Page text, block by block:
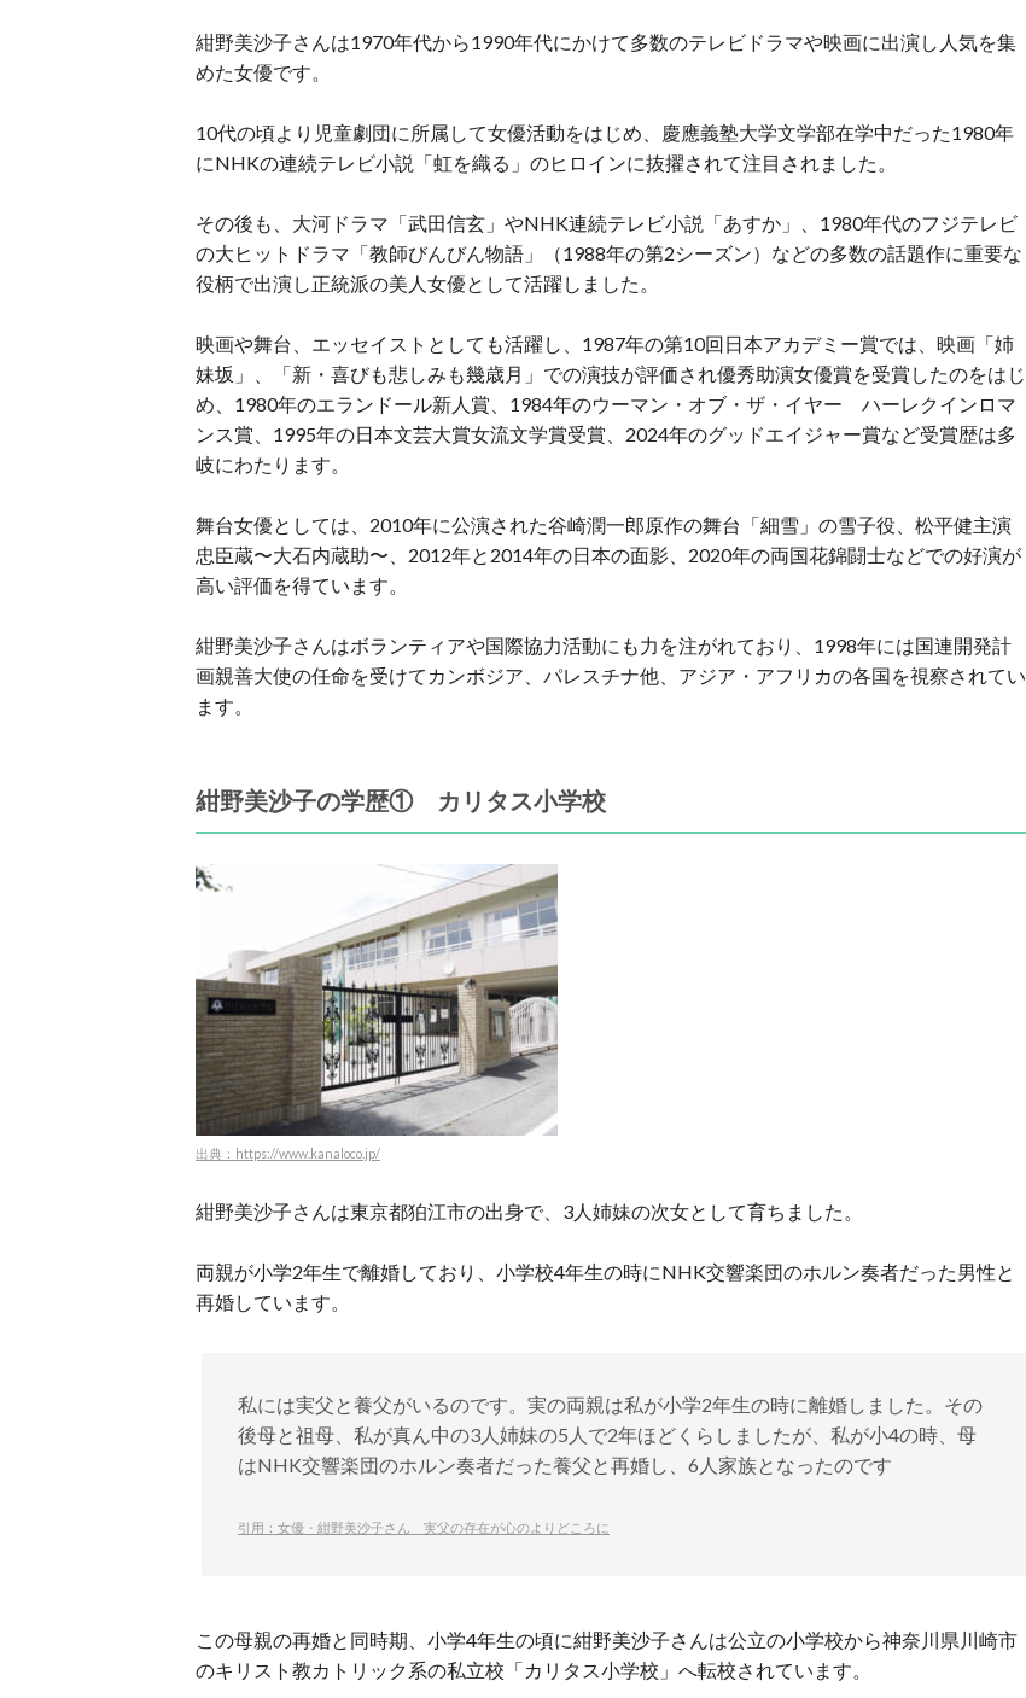
紺野美沙子さんは1970年代から1990年代にかけて多数のテレビドラマや映画に出演し人気を集
めた女優です。
10代の頃より児童劇団に所属して女優活動をはじめ、慶應義塾大学文学部在学中だった1980年
にNHKの連続テレビ小説「虹を織る」のヒロインに抜擢されて注目されました。
その後も、大河ドラマ「武田信玄」やNHK連続テレビ小説「あすか」、1980年代のフジテレビ
の大ヒットドラマ「教師びんびん物語」（1988年の第2シーズン）などの多数の話題作に重要な
役柄で出演し正統派の美人女優として活躍しました。
映画や舞台、エッセイストとしても活躍し、1987年の第10回日本アカデミー賞では、映画「姉
妹坂」、「新・喜びも悲しみも幾歳月」での演技が評価され優秀助演女優賞を受賞したのをはじ
め、1980年のエランドール新人賞、1984年のウーマン・オブ・ザ・イヤー ハーレクインロマ
ンス賞、1995年の日本文芸大賞女流文学賞受賞、2024年のグッドエイジャー賞など受賞歴は多
岐にわたります。
舞台女優としては、2010年に公演された谷崎潤一郎原作の舞台「細雪」の雪子役、松平健主演
忠臣蔵〜大石内蔵助〜、2012年と2014年の日本の面影、2020年の両国花錦闘士などでの好演が
高い評価を得ています。
紺野美沙子さんはボランティアや国際協力活動にも力を注がれており、1998年には国連開発計
画親善大使の任命を受けてカンボジア、パレスチナ他、アジア・アフリカの各国を視察されてい
ます。
紺野美沙子の学歴① カリタス小学校
出典：https://www.kanaloco.jp/
紺野美沙子さんは東京都狛江市の出身で、3人姉妹の次女として育ちました。
両親が小学2年生で離婚しており、小学校4年生の時にNHK交響楽団のホルン奏者だった男性と
再婚しています。
私には実父と養父がいるのです。実の両親は私が小学2年生の時に離婚しました。その
後母と祖母、私が真ん中の3人姉妹の5人で2年ほどくらしましたが、私が小4の時、母
はNHK交響楽団のホルン奏者だった養父と再婚し、6人家族となったのです
引用：女優・紺野美沙子さん 実父の存在が心のよりどころに
この母親の再婚と同時期、小学4年生の頃に紺野美沙子さんは公立の小学校から神奈川県川崎市
のキリスト教カトリック系の私立校「カリタス小学校」へ転校されています。